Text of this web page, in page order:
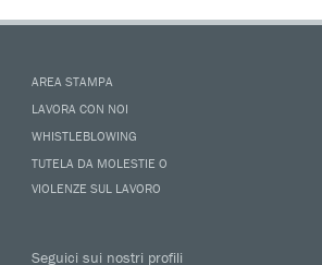
AREA STAMPA
LAVORA CON NOI
WHISTLEBLOWING
TUTELA DA MOLESTIE O
VIOLENZE SUL LAVORO
Seguici sui nostri profili